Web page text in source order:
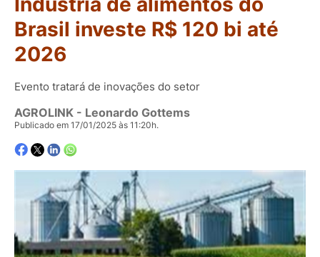
Brasil investe R$ 120 bi até
2026
Evento tratará de inovações do setor
AGROLINK - Leonardo Gottems
Publicado em 17/01/2025 às 11:20h.